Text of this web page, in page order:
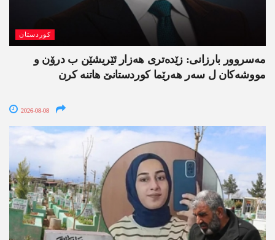
کوردستان
مەسروور بارزانی: زێدەتری ھەزار ئێریشێن ب درۆن و
مووشەکان ل سەر ھەرێما کوردستانێ ھاتنە کرن
2026-08-08